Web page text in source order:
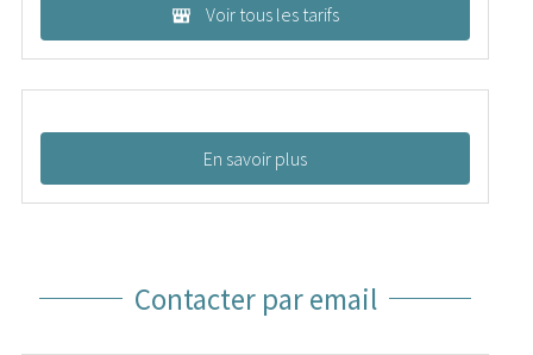
Voir tous les tarifs
En savoir plus
Contacter par email